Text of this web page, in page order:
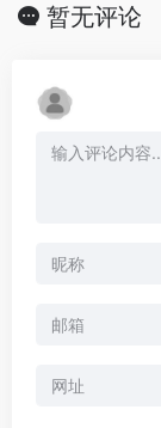
暂无评论